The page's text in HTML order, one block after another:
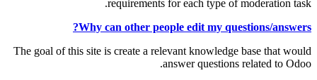
requirements for each type of moderation task.
Why can other people edit my questions/answers?
The goal of this site is create a relevant knowledge base that would
answer questions related to Odoo.